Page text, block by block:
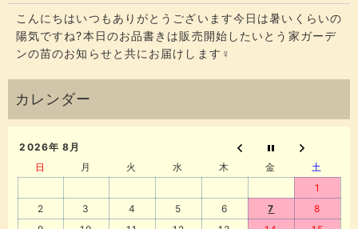
こんにちはいつもありがとうございます今日は暑いくらいの
陽気ですね?本日のお品書きは販売開始したいとう家ガーデ
ンの苗のお知らせと共にお届けします‍♀️
2026年 8月
日
月 火 水 木 金
土
1
2
3 4 5 6 7
8